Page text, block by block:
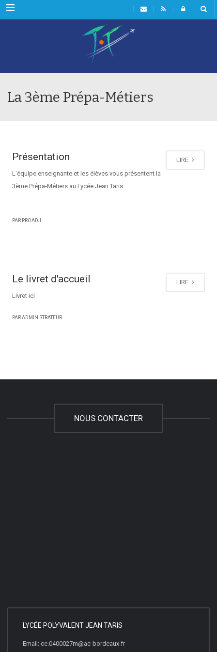
Menu
La 3ème Prépa-Métiers
LIRE
Présentation
L'équipe enseignante et les élèves vous présentent la
3ème Prépa-Métiers au Lycée Jean Taris.
PAR PROADJ
LIRE
Le livret d'accueil
Livret ici
PAR ADMINISTRATEUR
NOUS CONTACTER
LYCÉE POLYVALENT JEAN TARIS
Email: ce.0400027m@ac-bordeaux.fr